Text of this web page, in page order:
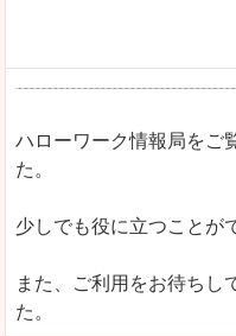
ハローワーク情報局をご
た。
少しでも役に立つことが
また、ご利用をお待ちし
た。